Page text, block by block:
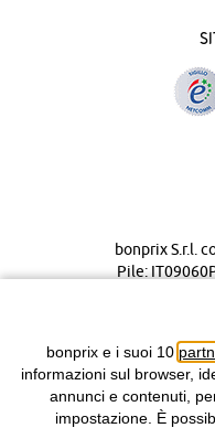
bonprix S.r.l.
Pile:
bonprix e i suoi 10
informazioni sul browser,
annunci e contenuti,
impostazione. È